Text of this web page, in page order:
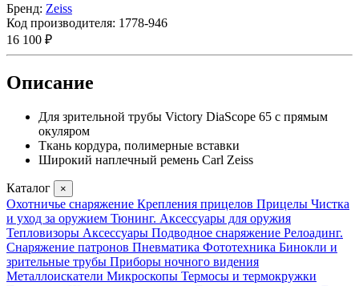
Бренд: Zeiss
Код производителя: 1778-946
16 100 ₽
Описание
Для зрительной трубы Victory DiaScope 65 с прямым
окуляром
Ткань кордура, полимерные вставки
Широкий наплечный ремень Carl Zeiss
Каталог ×
Охотничье снаряжение Крепления прицелов Прицелы Чистка
и уход за оружием Тюнинг. Аксессуары для оружия
Тепловизоры Аксессуары Подводное снаряжение Релоадинг.
Снаряжение патронов Пневматика Фототехника Бинокли и
зрительные трубы Приборы ночного видения
Металлоискатели Микроскопы Термосы и термокружки